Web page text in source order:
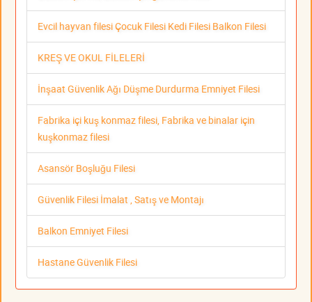
Evcil hayvan filesi Çocuk Filesi Kedi Filesi Balkon Filesi
KREŞ VE OKUL FİLELERİ
İnşaat Güvenlik Ağı Düşme Durdurma Emniyet Filesi
Fabrika içi kuş konmaz filesi, Fabrika ve binalar için
kuşkonmaz filesi
Asansör Boşluğu Filesi
Güvenlik Filesi İmalat , Satış ve Montajı
Balkon Emniyet Filesi
Hastane Güvenlik Filesi